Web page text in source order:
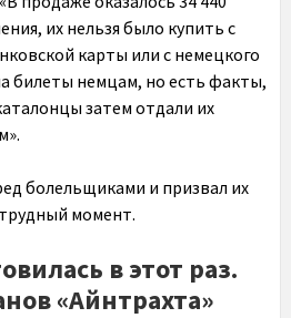
их нельзя было купить с
карты или с немецкого
билеты немцам, но есть факты,
затем отдали их
болельщиками и призвал их
момент.
в этот раз.
«Айнтрахта»